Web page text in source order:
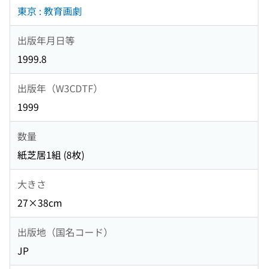
東京 : 教育画劇
出版年月日等
1999.8
出版年（W3CDTF）
1999
数量
紙芝居1組 (8枚)
大きさ
27×38cm
出版地（国名コード）
JP